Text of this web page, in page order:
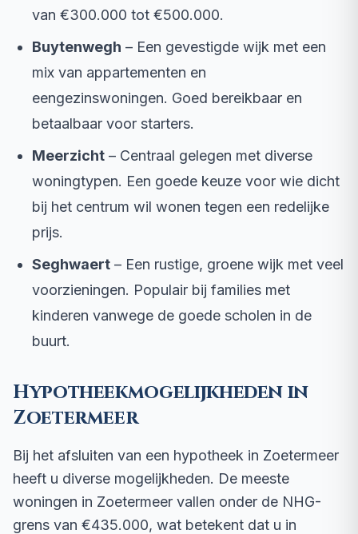
van €300.000 tot €500.000.
Buytenwegh – Een gevestigde wijk met een
mix van appartementen en
eengezinswoningen. Goed bereikbaar en
betaalbaar voor starters.
Meerzicht – Centraal gelegen met diverse
woningtypen. Een goede keuze voor wie dicht
bij het centrum wil wonen tegen een redelijke
prijs.
Seghwaert – Een rustige, groene wijk met veel
voorzieningen. Populair bij families met
kinderen vanwege de goede scholen in de
buurt.
Hypotheekmogelijkheden in
Zoetermeer
Bij het afsluiten van een hypotheek in Zoetermeer
heeft u diverse mogelijkheden. De meeste
woningen in Zoetermeer vallen onder de NHG-
grens van €435.000, wat betekent dat u in